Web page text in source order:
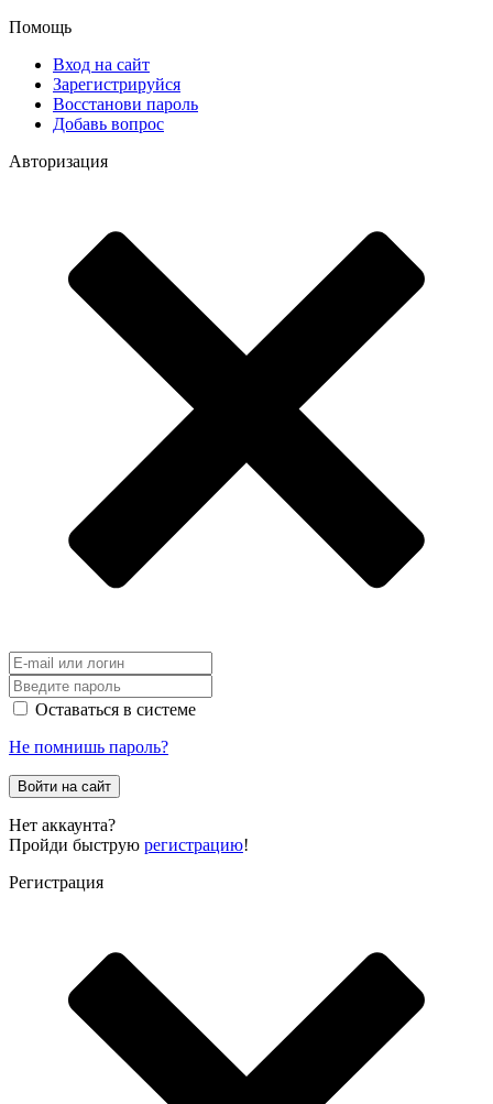
Помощь
Вход на сайт
Зарегистрируйся
Восстанови пароль
Добавь вопрос
Авторизация
Оставаться в системе
Не помнишь пароль?
Войти на сайт
Нет аккаунта?
Пройди быструю регистрацию!
Регистрация